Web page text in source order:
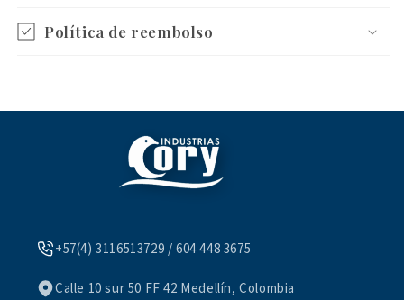
Política de reembolso
+57(4) 3116513729 / 604 448 3675
Calle 10 sur 50 FF 42 Medellín, Colombia